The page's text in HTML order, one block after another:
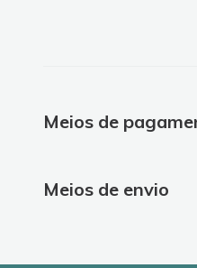
Meios de
Meios de envio